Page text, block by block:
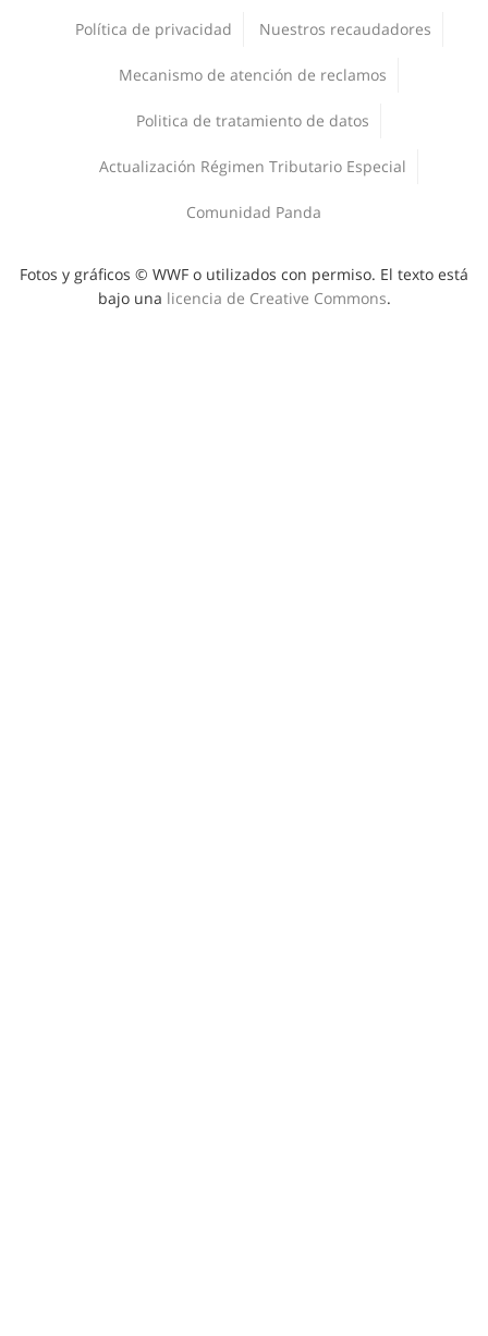
Empleos
Deporte y Naturaleza
Política de privacidad Nuestros recaudadores
Mecanismo de atención de reclamos
Politica de tratamiento de datos
Actualización Régimen Tributario Especial
Comunidad Panda
Fotos y gráficos © WWF o utilizados con permiso. El texto está
bajo una licencia de Creative Commons.